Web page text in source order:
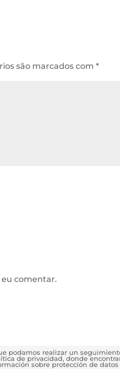
são marcados com*
eu comentar.
podamos realizar un
de privacidad, donde
sobre protección de datos